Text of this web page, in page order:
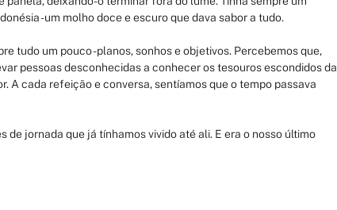
- um molho doce e escuro que dava sabor a tudo.
tudo um pouco - planos, sonhos e objetivos. Percebemos que,
pessoas desconhecidas a conhecer os tesouros escondidos da
A cada refeição e conversa, sentíamos que o tempo passava
jornada que já tínhamos vivido até ali. E era o nosso último